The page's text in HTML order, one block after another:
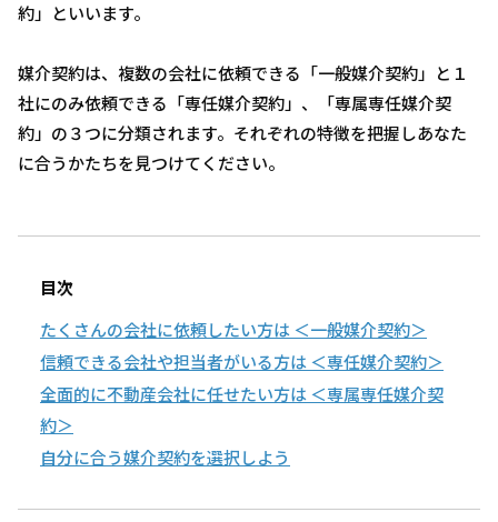
約」といいます。
媒介契約は、複数の会社に依頼できる「一般媒介契約」と１
社にのみ依頼できる「専任媒介契約」、「専属専任媒介契
約」の３つに分類されます。それぞれの特徴を把握しあなた
に合うかたちを見つけてください。
目次
たくさんの会社に依頼したい方は ＜一般媒介契約＞
信頼できる会社や担当者がいる方は ＜専任媒介契約＞
全面的に不動産会社に任せたい方は ＜専属専任媒介契
約＞
自分に合う媒介契約を選択しよう